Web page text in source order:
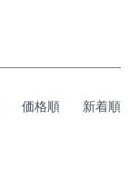
価格順 新着順